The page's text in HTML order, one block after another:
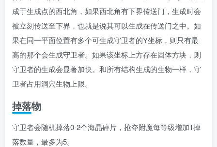
成于生成点的西北角，如果西北角有下界传送门，生成时会
被立刻传送至下界，也就是说其可以生成在传送门之中。如
果在同一平面位置有多个可生成守卫者的Y坐标，则只有最
高的那个会生成守卫者。如果该坐标上方存在固体方块，则
守卫者的生成会显著加快。和所有结构生成的生物一样，守
卫者占用洞穴生物上限。
掉落物
守卫者会随机掉落0-2个海晶碎片 ，抢夺附魔每等级增加1掉
落数量，最多为5。